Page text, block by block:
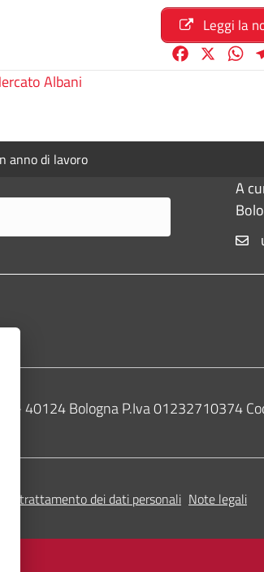
Leggi la
b
W
s
Albani
anno di lavoro
A
6 - 40124 Bologna P.Iva 01232710374
sul trattamento dei dati personali Note legali